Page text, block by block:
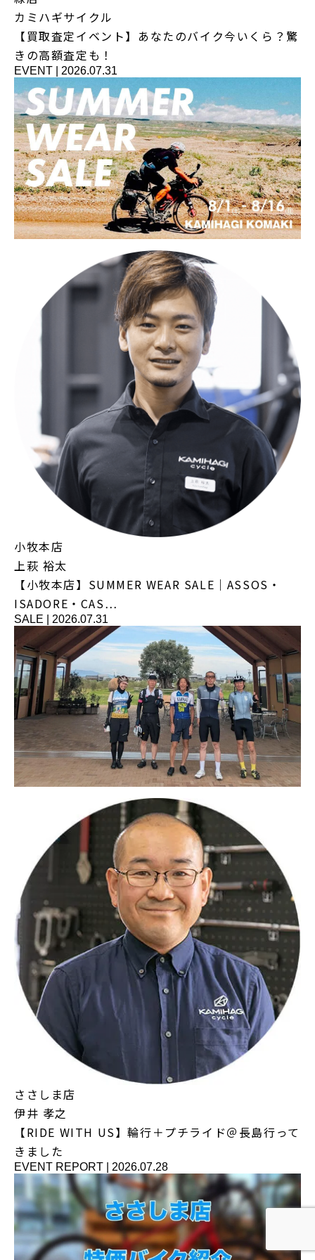
カミハギサイクル
【買取査定イベント】あなたのバイク今いくら？驚
きの高額査定も！
EVENT 2026.07.31
小牧本店
上萩 裕太
【小牧本店】SUMMER WEAR SALE｜ASSOS・
ISADORE・CAS…
SALE 2026.07.31
ささしま店
伊井 孝之
【RIDE WITH US】輪行＋プチライド＠長島行って
きました
EVENT REPORT 2026.07.28